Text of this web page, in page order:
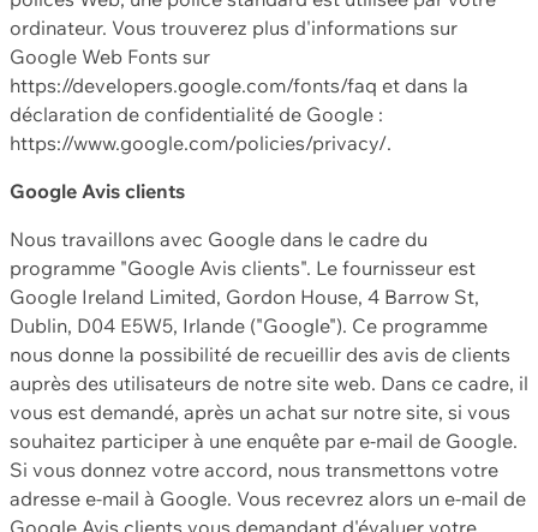
ordinateur. Vous trouverez plus d'informations sur
Google Web Fonts sur
https://developers.google.com/fonts/faq et dans la
déclaration de confidentialité de Google :
https://www.google.com/policies/privacy/.
Google Avis clients
Nous travaillons avec Google dans le cadre du
programme "Google Avis clients". Le fournisseur est
Google Ireland Limited, Gordon House, 4 Barrow St,
Dublin, D04 E5W5, Irlande ("Google"). Ce programme
nous donne la possibilité de recueillir des avis de clients
auprès des utilisateurs de notre site web. Dans ce cadre, il
vous est demandé, après un achat sur notre site, si vous
souhaitez participer à une enquête par e-mail de Google.
Si vous donnez votre accord, nous transmettons votre
adresse e-mail à Google. Vous recevrez alors un e-mail de